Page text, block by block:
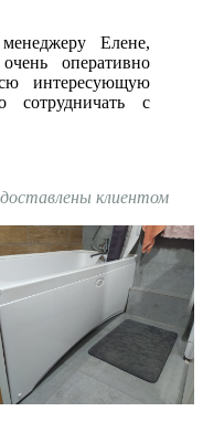
Елене,
оперативно
интересующую
сотрудничать с
клиентом